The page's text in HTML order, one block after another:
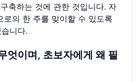
축하는 것에 관한 것입니다. 자
로의 한 주를 맞이할 수 있도록
니다.
엇이며, 초보자에게 왜 필